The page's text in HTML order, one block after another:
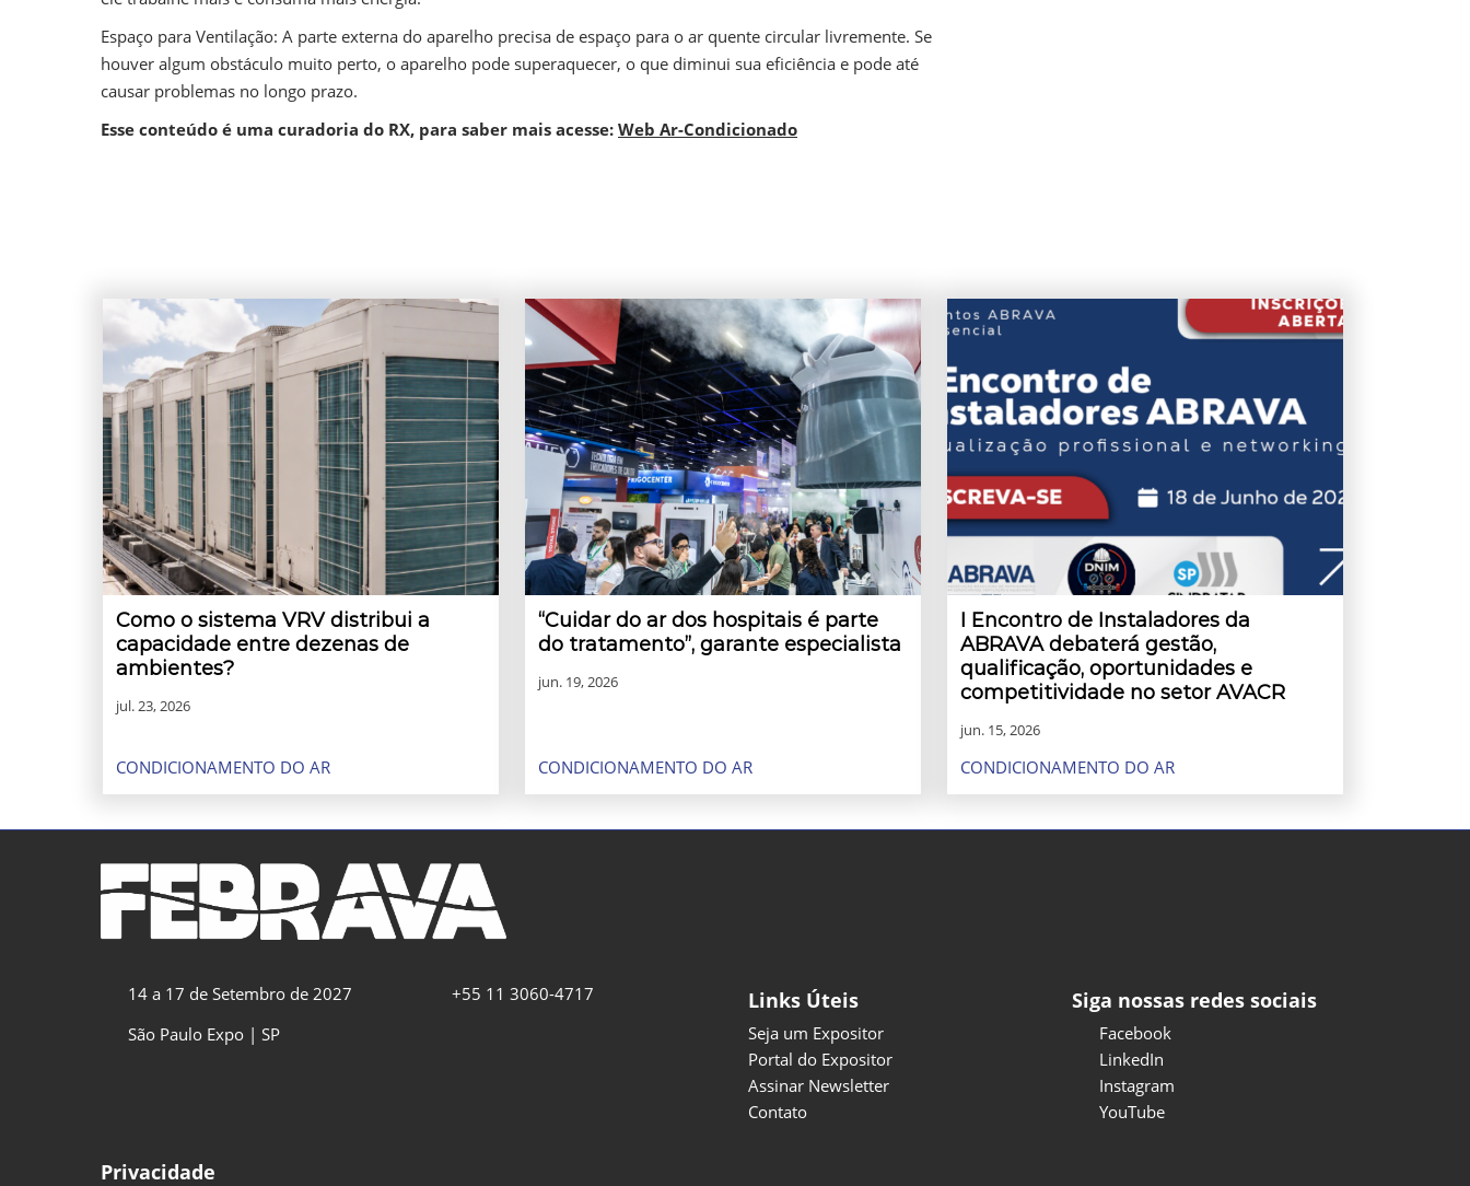
Espaço para Ventilação: A parte externa do aparelho precisa de espaço para o ar quente circular livremente. Se
houver algum obstáculo muito perto, o aparelho pode superaquecer, o que diminui sua eficiência e pode até
causar problemas no longo prazo.
Esse conteúdo é uma curadoria do RX, para saber mais acesse: Web Ar-Condicionado
Como o sistema VRV distribui a
capacidade entre dezenas de
ambientes?
jul. 23, 2026
CONDICIONAMENTO DO AR
“Cuidar do ar dos hospitais é parte
do tratamento”, garante especialista
jun. 19, 2026
CONDICIONAMENTO DO AR
I Encontro de Instaladores da
ABRAVA debaterá gestão,
qualificação, oportunidades e
competitividade no setor AVACR
jun. 15, 2026
CONDICIONAMENTO DO AR
14 a 17 de Setembro de 2027
São Paulo Expo | SP
+55 11 3060-4717 Links Úteis
Seja um Expositor
Portal do Expositor
Assinar Newsletter
Contato
Siga nossas redes sociais
Facebook
LinkedIn
Instagram
YouTube
Privacidade